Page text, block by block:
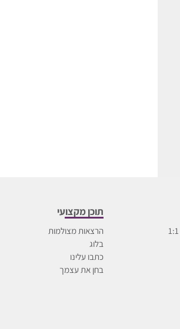
תוכן מקצועי
הרצאות מצולמות
בלוג
כתבו עלינו
בחן את עצמך